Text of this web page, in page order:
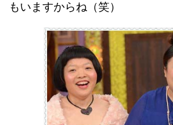
もいますからね（笑）